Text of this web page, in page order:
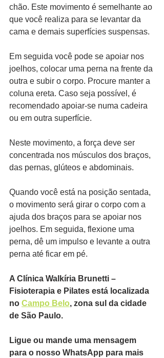
chão. Este movimento é semelhante ao
que você realiza para se levantar da
cama e demais superfícies suspensas.
Em seguida você pode se apoiar nos
joelhos, colocar uma perna na frente da
outra e subir o corpo. Procure manter a
coluna ereta. Caso seja possível, é
recomendado apoiar-se numa cadeira
ou em outra superfície.
Neste movimento, a força deve ser
concentrada nos músculos dos braços,
das pernas, glúteos e abdominais.
Quando você está na posição sentada,
o movimento será girar o corpo com a
ajuda dos braços para se apoiar nos
joelhos. Em seguida, flexione uma
perna, dê um impulso e levante a outra
perna até ficar em pé.
A Clínica Walkíria Brunetti –
Fisioterapia e Pilates está localizada
no Campo Belo, zona sul da cidade
de São Paulo.
Ligue ou mande uma mensagem
para o nosso WhatsApp para mais